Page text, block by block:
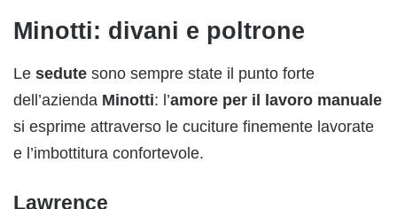
Minotti: divani e poltrone
Le sedute sono sempre state il punto forte
dell’azienda Minotti: l’amore per il lavoro manuale
si esprime attraverso le cuciture finemente lavorate
e l’imbottitura confortevole.
Lawrence